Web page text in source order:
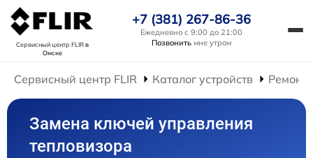
Сервисный центр FLIRв
Омске
+7 (381) 267-86-36
Ежедневно с 9:00 до 21:00
Позвонить мне утром
Сервисный центр FLIR Каталог устройств Ремонт
Замена ключей управления
тепловизора